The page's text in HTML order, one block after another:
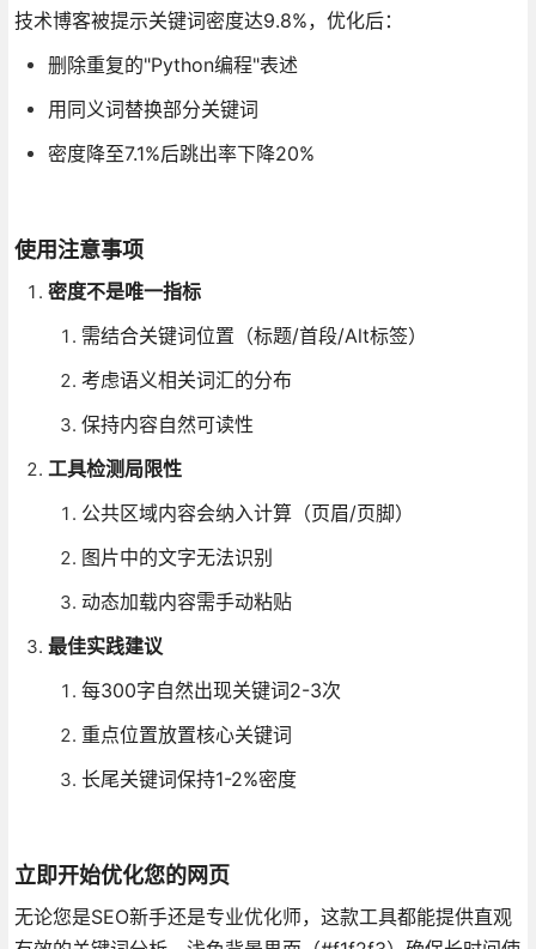
技术博客被提示关键词密度达9.8%，优化后：
删除重复的"Python编程"表述
用同义词替换部分关键词
密度降至7.1%后跳出率下降20%
使用注意事项
密度不是唯一指标
需结合关键词位置（标题/首段/Alt标签）
考虑语义相关词汇的分布
保持内容自然可读性
工具检测局限性
公共区域内容会纳入计算（页眉/页脚）
图片中的文字无法识别
动态加载内容需手动粘贴
最佳实践建议
每300字自然出现关键词2-3次
重点位置放置核心关键词
长尾关键词保持1-2%密度
立即开始优化您的网页
无论您是SEO新手还是专业优化师，这款工具都能提供直观